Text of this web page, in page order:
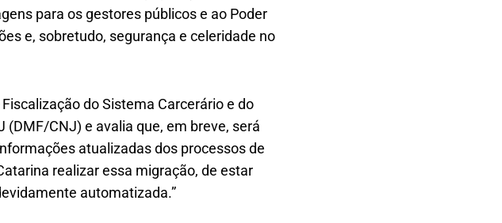
para os gestores públicos e ao Poder
e, sobretudo, segurança e celeridade no
do Sistema Carcerário e do
CNJ) e avalia que, em breve, será
atualizadas dos processos de
realizar essa migração, de estar
automatizada.”